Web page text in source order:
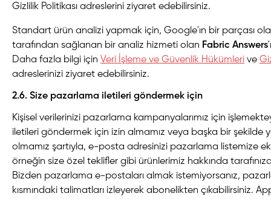
Gizlilik Politikası adreslerini ziyaret edebilirsiniz.
Standart ürün analizi yapmak için, Google'ın bir parçası
tarafından sağlanan bir analiz hizmeti olan Fabric Answers
Daha fazla bilgi için Veri İşleme ve Güvenlik Hükümleri ve
adreslerinizi ziyaret edebilirsiniz.
2.6. Size pazarlama iletileri göndermek için
Kişisel verilerinizi pazarlama kampanyalarımız için
iletileri göndermek için izin almamız veya başka bir şekilde
olmamız şartıyla, e-posta adresinizi pazarlama listemize
örneğin size özel teklifler gibi ürünlerimiz hakkında
Bizden pazarlama e-postaları almak istemiyorsanız,
kısmındaki talimatları izleyerek abonelikten çıkabilirsiniz.